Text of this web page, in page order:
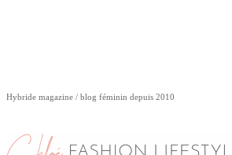
Hybride magazine / blog féminin depuis 2010